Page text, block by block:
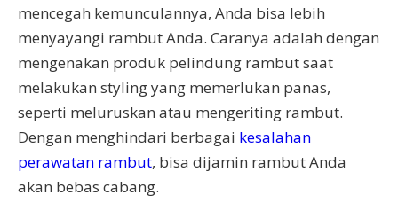
mencegah kemunculannya, Anda bisa lebih
menyayangi rambut Anda. Caranya adalah dengan
mengenakan produk pelindung rambut saat
melakukan styling yang memerlukan panas,
seperti meluruskan atau mengeriting rambut.
Dengan menghindari berbagai kesalahan
perawatan rambut, bisa dijamin rambut Anda
akan bebas cabang.